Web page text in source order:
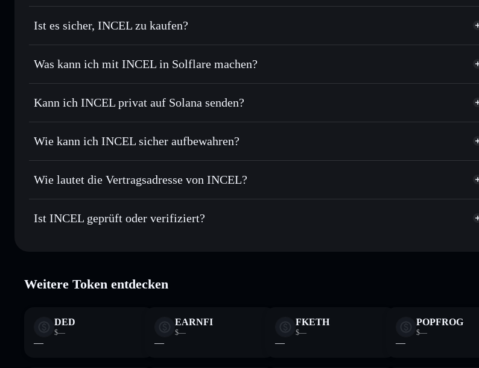
Ist es sicher, INCEL zu kaufen?
INCEL verifizierter Token
Was kann ich mit INCEL in Solflare machen?
INCEL
Solflare-Wallet
Sofort tauschen– handle INCEL gegen SOL, USDC oder Tausende anderer Solana-Tokens mit intelligentem
Durchschnittskosteneffekt nutzen– Schritt für Schritt per Durchschnittskosteneffekt in INCEL einsteigen
Privat senden– übertrage INCEL, ohne Wallets öffentlich zu verknüpfen, mithilfe des in Solflare integrierten
Privacy Aggregators
kontrollierst
Kann ich INCEL privat auf Solana senden?
Solflare-Wallet Privacy Aggregator INCEL
Wie kann ich INCEL sicher aufbewahren?
INCEL nicht verwahrenden Wallet Solflare
Privacy Aggregator
Wie lautet die Vertragsadresse von INCEL?
INCEL
C1CUapxuNSRxuQFaSyu4JomxKyi1qPBvTkNCUVgHpump
Solflare-
Ist INCEL geprüft oder verifiziert?
Weitere Token entdecken
DED
$—
—
EARNFI
$—
—
FKETH
$—
—
POPFROG
$—
—